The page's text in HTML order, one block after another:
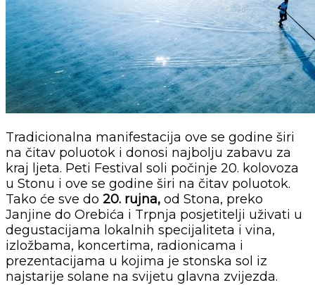
Tradicionalna manifestacija ove se godine širi
na čitav poluotok i donosi najbolju zabavu za
kraj ljeta. Peti Festival soli počinje 20. kolovoza
u Stonu i ove se godine širi na čitav poluotok.
Tako će sve do 20. rujna, od Stona, preko
Janjine do Orebića i Trpnja posjetitelji uživati u
degustacijama lokalnih specijaliteta i vina,
izložbama, koncertima, radionicama i
prezentacijama u kojima je stonska sol iz
najstarije solane na svijetu glavna zvijezda.